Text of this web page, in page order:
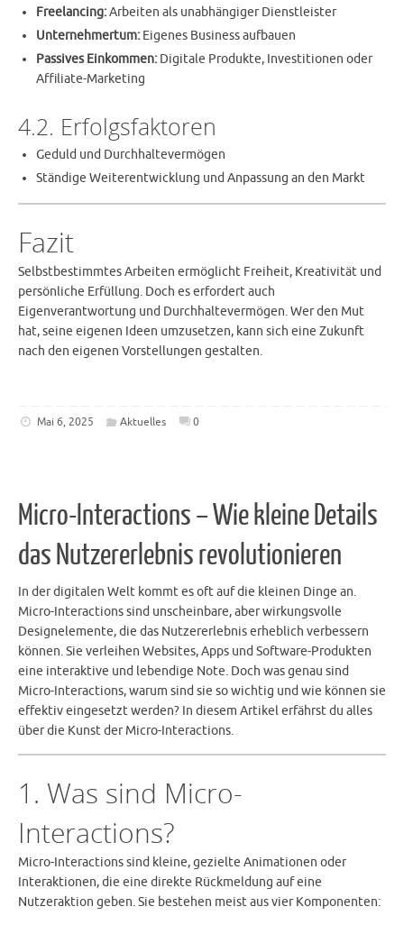
Freelancing:Arbeiten als unabhängiger Dienstleister
Unternehmertum: Eigenes Business aufbauen
Passives Einkommen: Digitale Produkte, Investitionen oder
Affiliate-Marketing
4.2. Erfolgsfaktoren
Geduld und Durchhaltevermögen
Ständige Weiterentwicklung und Anpassung an den Markt
Fazit
Selbstbestimmtes Arbeiten ermöglicht Freiheit, Kreativität und
persönliche Erfüllung. Doch es erfordert auch
Eigenverantwortung und Durchhaltevermögen. Wer den Mut
hat, seine eigenen Ideen umzusetzen, kann sich eine Zukunft
nach den eigenen Vorstellungen gestalten.
Mai 6, 2025 Aktuelles 0
Micro-Interactions – Wie kleine Details
das Nutzererlebnis revolutionieren
In der digitalen Welt kommt es oft auf die kleinen Dinge an.
Micro-Interactions sind unscheinbare, aber wirkungsvolle
Designelemente, die das Nutzererlebnis erheblich verbessern
können. Sie verleihen Websites, Apps und Software-Produkten
eine interaktive und lebendige Note. Doch was genau sind
Micro-Interactions, warum sind sie so wichtig und wie können sie
effektiv eingesetzt werden? In diesem Artikel erfährst du alles
über die Kunst der Micro-Interactions.
1. Was sind Micro-
Interactions?
Micro-Interactions sind kleine, gezielte Animationen oder
Interaktionen, die eine direkte Rückmeldung auf eine
Nutzeraktion geben. Sie bestehen meist aus vier Komponenten: